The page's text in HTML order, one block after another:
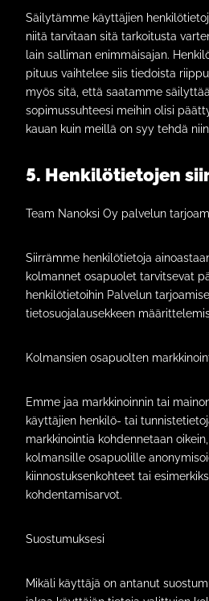
Säilytämme käyttäjien
niitä tarvitaan sitä tarkoitusta
lain salliman enimmäisajan.
pituus vaihtelee siis tiedoista
myös sitä, että saatamme
sopimussuhteesi meihin olisi
kauan kuin meillä on syy tehdä
5. Henkilötietojen
Team Nanoksi Oy palvelun
Siirrämme henkilötietoja
kolmannet osapuolet tarvitsevat
henkilötietoihin Palvelun
tietosuojalausekkeen
Kolmansien osapuolten
Emme jaa markkinoinnin tai
käyttäjien henkilö- tai
markkinointia kohdennetaan
kolmansille osapuolille
kiinnostuksenkohteet tai
kohdentamisarvot.
Suostumuksesi
Mikäli käyttäjä on antanut